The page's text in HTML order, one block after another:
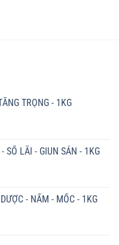
TRỌNG - 1KG
SỔ LÃI - GIUN SÁN - 1KG
- NẤM - MỐC - 1KG